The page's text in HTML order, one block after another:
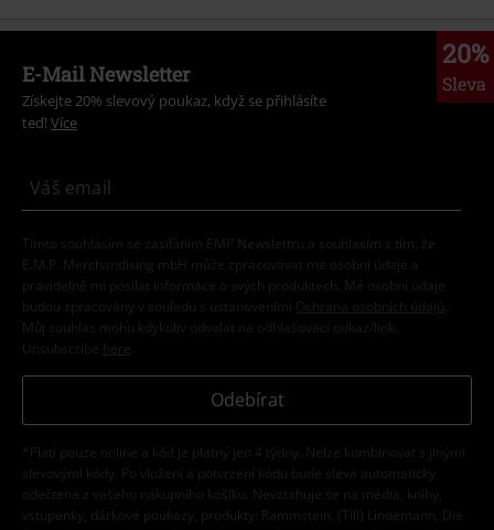
20%
Sleva
E-Mail Newsletter
Získejte 20% slevový poukaz, když se přihlásíte
teď! Více
Tímto souhlasím se zasíláním EMP Newslettru a souhlasím s tím, že
E.M.P. Merchandising mbH může zpracovávat mé osobní údaje a
pravidelně mi posílat informace o svých produktech. Mé osobní údaje
budou zpracovány v souladu s ustanoveními
Ochrana osobních údajů
Můj souhlas mohu kdykoliv odvolat na odhlašovací odkaz/link.
Unsubscribe here
Odebírat
*Platí pouze online a kód je platný jen 4 týdny. Nelze kombinovat s jinými
slevovými kódy. Po vložení a potvrzení kódu bude sleva automaticky
odečtena z vašeho nákupního košíku. Nevztahuje se na média, knihy,
vstupenky, dárkové poukazy, produkty: Rammstein, (Till) Lindemann, Die